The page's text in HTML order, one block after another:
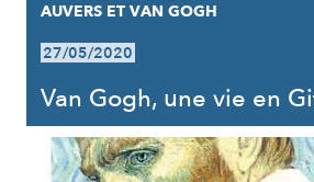
AUVERS ET VAN GOGH
27/05/2020
Van Gogh, une vie en